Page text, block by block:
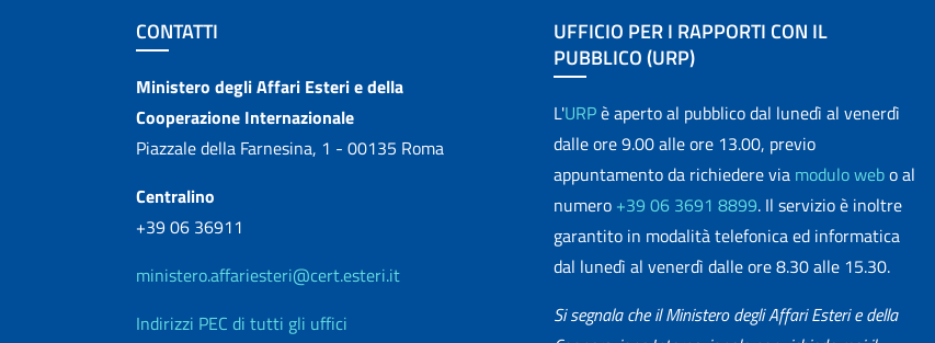
Sezione footer
CONTATTI
Contatti
Ministero degli Affari Esteri e della
Cooperazione Internazionale
Piazzale della Farnesina, 1 - 00135 Roma
Centralino
+39 06 36911
ministero.affariesteri@cert.esteri.it
Indirizzi PEC di tutti gli uffici
UFFICIO PER I RAPPORTI CON IL
PUBBLICO (URP)
L'URPè aperto al pubblico dal lunedì al venerdì
dalle ore 9.00 alle ore 13.00, previo
appuntamento da richiedere via modulo webo al
numero +39 06 3691 8899. Il servizio è inoltre
garantito in modalità telefonica ed informatica
dal lunedì al venerdì dalle ore 8.30 alle 15.30.
Si segnala che il Ministero degli Affari Esteri e della